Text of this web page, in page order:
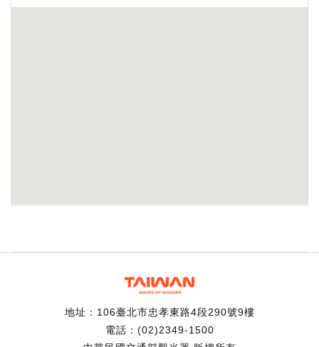
地址：106臺北市忠孝東路4段290號9樓
電話：(02)2349-1500